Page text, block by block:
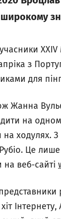
з
для
Жанна
на
ходулях.
Це
веб-сайті
хіт